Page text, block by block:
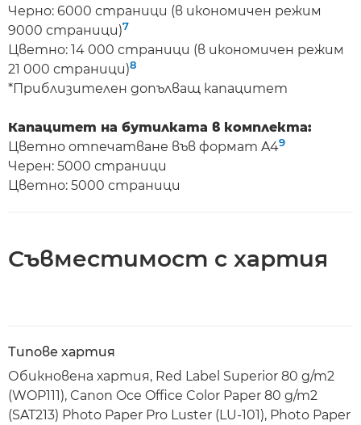
Черно: 6000 страници (в икономичен режим
9000 страници)7
Цветно: 14 000 страници (в икономичен режим
21 000 страници)8
*Приблизителен допълващ капацитет
Капацитет на бутилката в комплекта:
Цветно отпечатване във формат A49
Черен: 5000 страници
Цветно: 5000 страници
Съвместимост с хартия
Типове хартия
Обикновена хартия, Red Label Superior 80 g/m2
(WOP111), Canon Oce Office Color Paper 80 g/m2
(SAT213) Photo Paper Pro Luster (LU-101), Photo Paper